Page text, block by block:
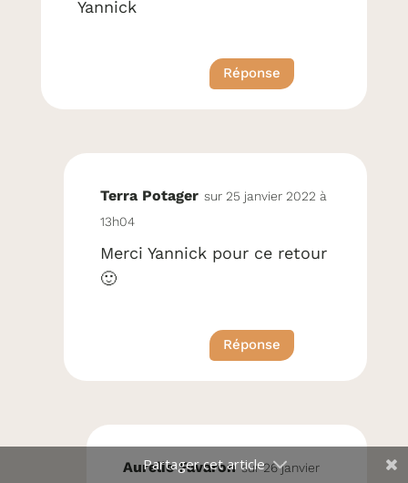
Yannick
Réponse
Terra Potager sur 25 janvier 2022 à
13h04
Merci Yannick pour ce retour
🙂
Réponse
Aurelie Favaron sur 26 janvier